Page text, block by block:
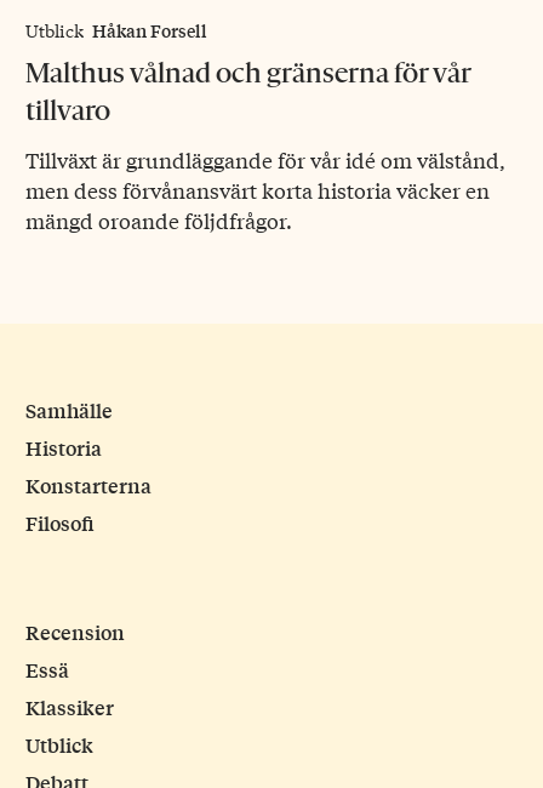
Utblick Håkan Forsell
Malthus vålnad och gränserna för vår
tillvaro
Tillväxt är grundläggande för vår idé om välstånd,
men dess förvånansvärt korta historia väcker en
mängd oroande följdfrågor.
Samhälle
Historia
Konstarterna
Filosofi
Recension
Essä
Klassiker
Utblick